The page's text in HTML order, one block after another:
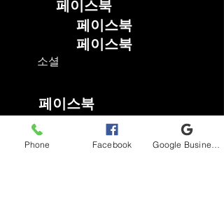
페이스북
페이스북
페이스북
소셜
페이스북
인스 타 그램
TikTok
Phone Facebook